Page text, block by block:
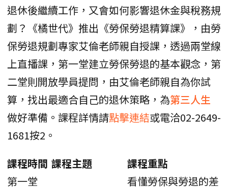
退休後繼續工作，又會如何影響退休金與稅務規
劃？《橘世代》推出《勞保勞退精算課》，由勞
保勞退規劃專家艾倫老師親自授課，透過兩堂線
上直播課，第一堂建立勞保勞退的基本觀念，第
二堂則開放學員提問，由艾倫老師親自為你試
算，找出最適合自己的退休策略，為第三人生
做好準備。課程詳情請點擊連結或電洽02-2649-
1681按2。
課程時間 課程主題
課程重點
第一堂
看懂勞保與勞退的差